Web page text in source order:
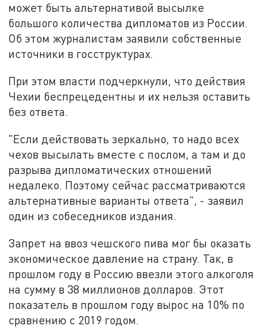
может быть альтернативой высылке
большого количества дипломатов из России.
Об этом журналистам заявили собственные
источники в госструктурах.
При этом власти подчеркнули, что действия
Чехии беспрецедентны и их нельзя оставить
без ответа.
"Если действовать зеркально, то надо всех
чехов высылать вместе с послом, а там и до
разрыва дипломатических отношений
недалеко. Поэтому сейчас рассматриваются
альтернативные варианты ответа", - заявил
один из собеседников издания.
Запрет на ввоз чешского пива мог бы оказать
экономическое давление на страну. Так, в
прошлом году в Россию ввезли этого алкоголя
на сумму в 38 миллионов долларов. Этот
показатель в прошлом году вырос на 10% по
сравнению с 2019 годом.